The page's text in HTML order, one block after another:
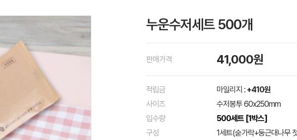
누운수저세트 500개
판매가격 41,000원
적립금 마일리지 : +410원
사이즈
수저봉투 60x250mm
입수량
500세트 [1박스]
구성
1세트(숟가락+둥근대나무